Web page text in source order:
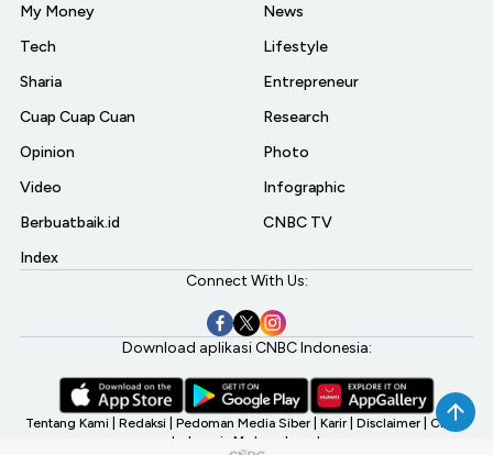
My Money
Tech
Sharia
Cuap Cuap Cuan
Opinion
Video
Berbuatbaik.id
Index
News
Lifestyle
Entrepreneur
Research
Photo
Infographic
CNBC TV
Connect With Us:
Download aplikasi CNBC Indonesia:
Tentang Kami Redaksi Pedoman Media Siber Karir Disclaimer CNBC
Indonesia My Investment